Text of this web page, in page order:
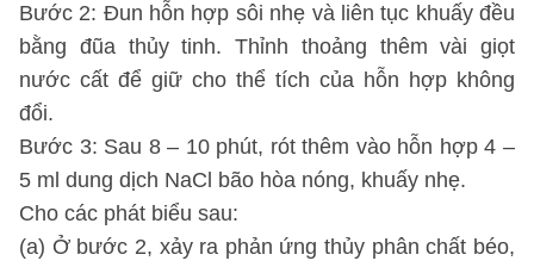
Bước 2: Đun hỗn hợp sôi nhẹ và liên tục khuấy đều
bằng đũa thủy tinh. Thỉnh thoảng thêm vài giọt
nước cất để giữ cho thể tích của hỗn hợp không
đổi.
Bước 3: Sau 8 – 10 phút, rót thêm vào hỗn hợp 4 –
5 ml dung dịch NaCl bão hòa nóng, khuấy nhẹ.
Cho các phát biểu sau:
(a) Ở bước 2, xảy ra phản ứng thủy phân chất béo,